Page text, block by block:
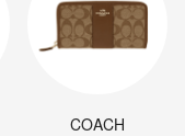
COACH